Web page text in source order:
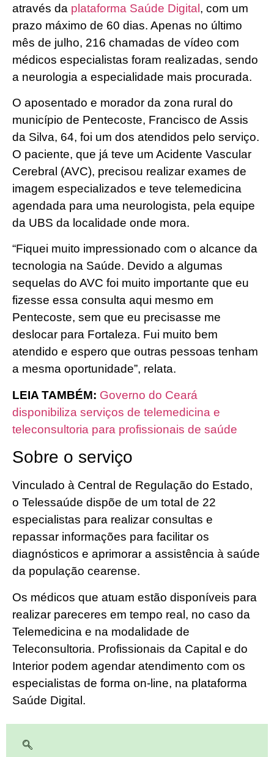
através da plataforma Saúde Digital, com um
prazo máximo de 60 dias. Apenas no último
mês de julho, 216 chamadas de vídeo com
médicos especialistas foram realizadas, sendo
a neurologia a especialidade mais procurada.
O aposentado e morador da zona rural do
município de Pentecoste, Francisco de Assis
da Silva, 64, foi um dos atendidos pelo serviço.
O paciente, que já teve um Acidente Vascular
Cerebral (AVC), precisou realizar exames de
imagem especializados e teve telemedicina
agendada para uma neurologista, pela equipe
da UBS da localidade onde mora.
“Fiquei muito impressionado com o alcance da
tecnologia na Saúde. Devido a algumas
sequelas do AVC foi muito importante que eu
fizesse essa consulta aqui mesmo em
Pentecoste, sem que eu precisasse me
deslocar para Fortaleza. Fui muito bem
atendido e espero que outras pessoas tenham
a mesma oportunidade”, relata.
LEIA TAMBÉM: Governo do Ceará
disponibiliza serviços de telemedicina e
teleconsultoria para profissionais de saúde
Sobre o serviço
Vinculado à Central de Regulação do Estado,
o Telessaúde dispõe de um total de 22
especialistas para realizar consultas e
repassar informações para facilitar os
diagnósticos e aprimorar a assistência à saúde
da população cearense.
Os médicos que atuam estão disponíveis para
realizar pareceres em tempo real, no caso da
Telemedicina e na modalidade de
Teleconsultoria. Profissionais da Capital e do
Interior podem agendar atendimento com os
especialistas de forma on-line, na plataforma
Saúde Digital.